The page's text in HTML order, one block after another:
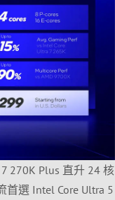
270K Plus 直升 24 核
首選 Intel Core Ultra 5